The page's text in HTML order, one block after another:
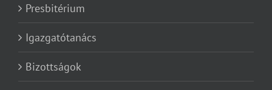
Presbitérium
Igazgatótanács
Bizottságok